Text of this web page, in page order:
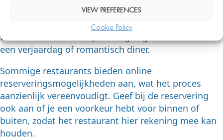
VIEW PREFERENCES
Cookie Policy
plekken hoog is. Reserveer bij voorkeur enkele
dagen tot een week van tevoren, zeker voor
weekendavonden of speciale gelegenheden zoals
een verjaardag of romantisch diner.
Sommige restaurants bieden online
reserveringsmogelijkheden aan, wat het proces
aanzienlijk vereenvoudigt. Geef bij de reservering
ook aan of je een voorkeur hebt voor binnen of
buiten, zodat het restaurant hier rekening mee kan
houden.